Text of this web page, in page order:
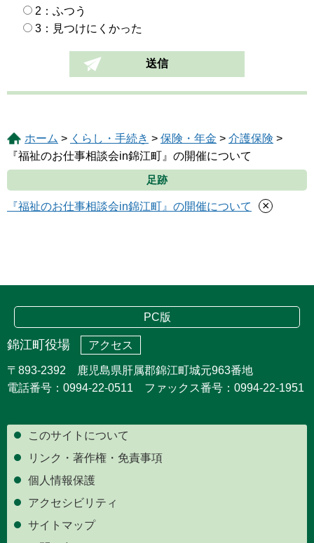
2：ふつう
3：見つけにくかった
ホーム > くらし・手続き > 保険・年金 > 介護保険 >
『福祉のお仕事相談会in錦江町』の開催について
足跡
『福祉のお仕事相談会in錦江町』の開催について ×
PC版
錦江町役場 アクセス
〒893-2392 鹿児島県肝属郡錦江町城元963番地
電話番号：0994-22-0511 ファックス番号：0994-22-1951
このサイトについて
リンク・著作権・免責事項
個人情報保護
アクセシビリティ
サイトマップ